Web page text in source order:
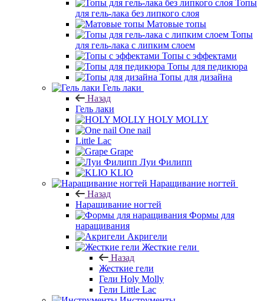
Топы
для гель-лака без липкого слоя
Матовые топы
Топы
для гель-лака с липким слоем
Топы с эффектами
Топы для педикюра
Топы для дизайна
Гель лаки
Назад
Гель лаки
HOLY MOLLY
One nail
Little Lac
Grape
Луи Филипп
KLIO
Наращивание ногтей
Назад
Наращивание ногтей
Формы для
наращивания
Акригели
Жесткие гели
Назад
Жесткие гели
Гели Holy Molly
Гели Little Lac